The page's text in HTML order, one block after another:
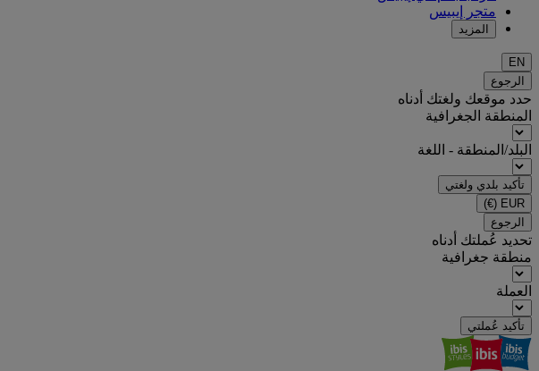
متجر إيبيس
المزيد
EN
الرجوع
حدد موقعك ولغتك أدناه
المنطقة الجغرافية
البلد/المنطقة - اللغة
تأكيد بلدي ولغتي
EUR
(€)
الرجوع
تحديد عُملتك أدناه
منطقة جغرافية
العملة
تأكيد عُملتي